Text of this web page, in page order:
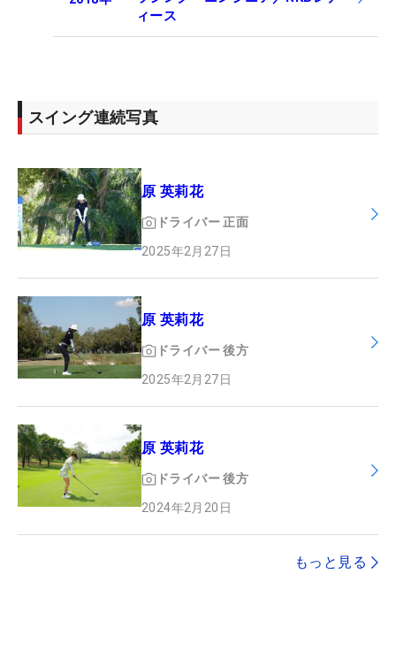
ィース
スイング連続写真
原 英莉花
ドライバー 正面
2025年2月27日
原 英莉花
ドライバー 後方
2025年2月27日
原 英莉花
ドライバー 後方
2024年2月20日
もっと見る